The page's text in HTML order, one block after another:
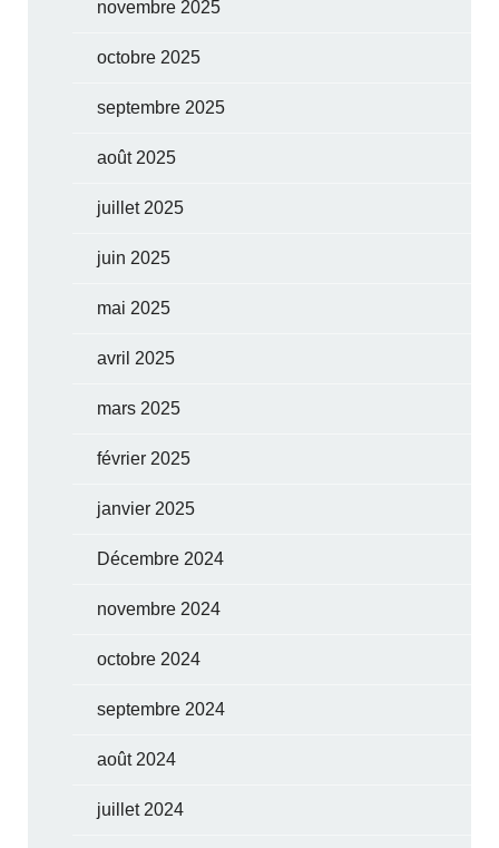
novembre 2025
octobre 2025
septembre 2025
août 2025
juillet 2025
juin 2025
mai 2025
avril 2025
mars 2025
février 2025
janvier 2025
Décembre 2024
novembre 2024
octobre 2024
septembre 2024
août 2024
juillet 2024